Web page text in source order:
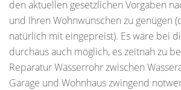
den aktuellen gesetzlichen Vorgaben
und Ihren Wohnwünschen zu genügen
natürlich mit eingepreist). Es wäre bei
durchaus auch möglich, es zeitnah zu
Reparatur Wasserrohr zwischen
Garage und Wohnhaus zwingend